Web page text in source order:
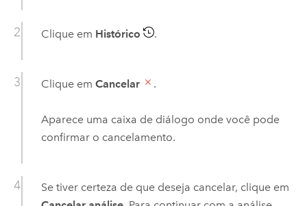
Clique em Histórico .
Clique em Cancelar .
Aparece uma caixa de diálogo onde você pode
confirmar o cancelamento.
Se tiver certeza de que deseja cancelar, clique em